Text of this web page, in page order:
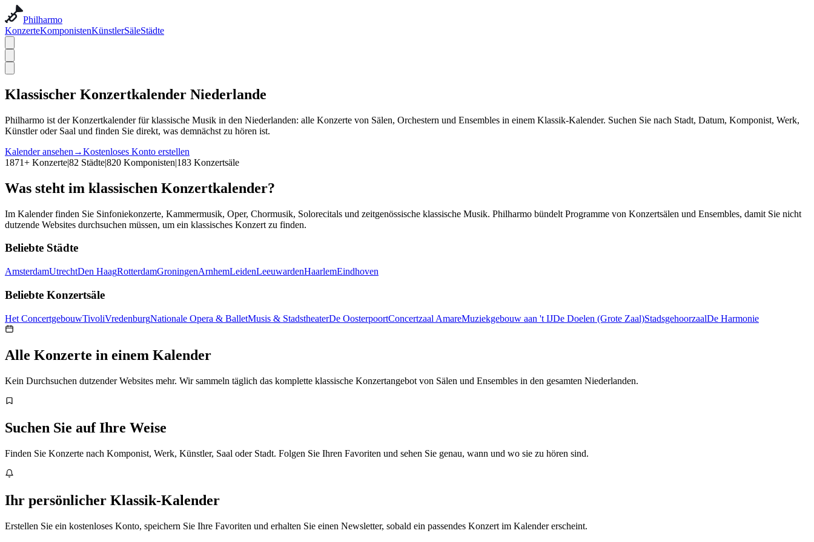
Philharmo
KonzerteKomponistenKünstlerSäleStädte
Klassischer Konzertkalender Niederlande
Philharmo ist der Konzertkalender für klassische Musik in den Niederlanden: alle Konzerte von Sälen, Orchestern und Ensembles in einem Klassik-Kalender. Suchen Sie nach Stadt, Datum, Komponist, Werk,
Künstler oder Saal und finden Sie direkt, was demnächst zu hören ist.
Kalender ansehen →Kostenloses Konto erstellen
1871+ Konzerte|82 Städte|820 Komponisten|183 Konzertsäle
Was steht im klassischen Konzertkalender?
Im Kalender finden Sie Sinfoniekonzerte, Kammermusik, Oper, Chormusik, Solorecitals und zeitgenössische klassische Musik. Philharmo bündelt Programme von Konzertsälen und Ensembles, damit Sie nicht
dutzende Websites durchsuchen müssen, um ein klassisches Konzert zu finden.
Beliebte Städte
AmsterdamUtrechtDen HaagRotterdamGroningenArnhemLeidenLeeuwardenHaarlemEindhoven
Beliebte Konzertsäle
Het ConcertgebouwTivoliVredenburgNationale Opera & BalletMusis & StadstheaterDe OosterpoortConcertzaal AmareMuziekgebouw aan 't IJDe Doelen (Grote Zaal)StadsgehoorzaalDe Harmonie
Alle Konzerte in einem Kalender
Kein Durchsuchen dutzender Websites mehr. Wir sammeln täglich das komplette klassische Konzertangebot von Sälen und Ensembles in den gesamten Niederlanden.
Suchen Sie auf Ihre Weise
Finden Sie Konzerte nach Komponist, Werk, Künstler, Saal oder Stadt. Folgen Sie Ihren Favoriten und sehen Sie genau, wann und wo sie zu hören sind.
Ihr persönlicher Klassik-Kalender
Erstellen Sie ein kostenloses Konto, speichern Sie Ihre Favoriten und erhalten Sie einen Newsletter, sobald ein passendes Konzert im Kalender erscheint.